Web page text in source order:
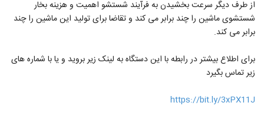
از طرف دیگر سرعت بخشیدن به فرآیند شستشو اهمیت و هزینه بخار
شستشوی ماشین را چند برابر می کند و تقاضا برای تولید این ماشین را چند
برابر می کند.
برای اطلاع بیشتر در رابطه با این دستگاه به لینک زیر بروید و یا با شماره های
زیر تماس بگیرد
https://bit.ly/3xPX11J